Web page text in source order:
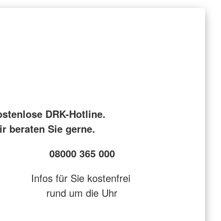
DRK-Hotline.
beraten Sie gerne.
08000 365 000
Infos für Sie kostenfrei
rund um die Uhr